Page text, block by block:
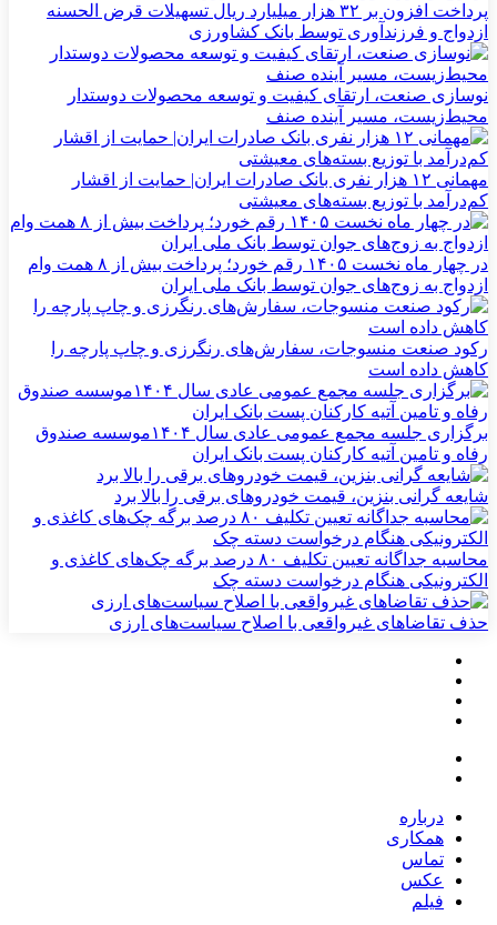
پرداخت افزون بر ۳۲ هزار میلیارد ریال تسهیلات قرض الحسنه
ازدواج و فرزندآوری توسط بانک کشاورزی
نوسازی صنعت، ارتقای کیفیت و توسعه محصولات دوستدار
محیط‌زیست، مسیر آینده صنف
مهمانی ۱۲ هزار نفری بانک صادرات ایران| حمایت از اقشار
کم‌درآمد با توزیع بسته‌های معیشتی
در چهار ماه نخست ۱۴۰۵ رقم خورد؛ پرداخت بیش از ۸ همت وام
ازدواج به زوج‌های جوان توسط بانک ملی ایران
رکود صنعت منسوجات، سفارش‌های رنگرزی و چاپ پارچه را
کاهش داده است
برگزاری جلسه مجمع عمومی عادی سال ۱۴۰۴موسسه صندوق
رفاه و تامین آتیه کارکنان پست بانک ایران
شایعه گرانی بنزین، قیمت خودروهای برقی را بالا برد
محاسبه جداگانه تعیین تکلیف ۸۰ درصد برگه چک‌های کاغذی و
الکترونیکی هنگام درخواست دسته چک
حذف تقاضاهای غیرواقعی با اصلاح سیاست‌های ارزی
درباره
همکاری
تماس
عکس
فیلم